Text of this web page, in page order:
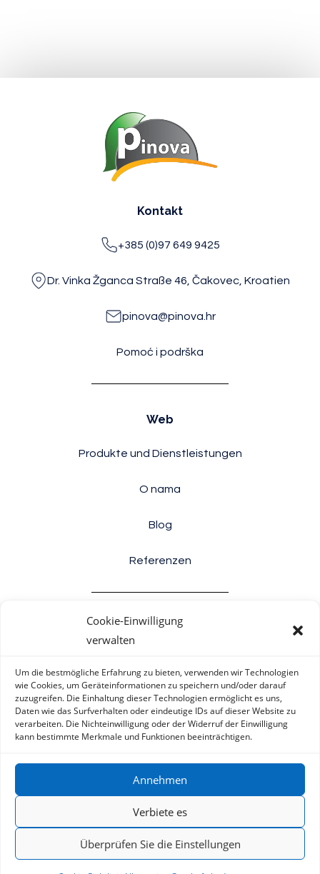
Cookie-Einwilligung
verwalten
Um die bestmögliche Erfahrung zu bieten, verwenden wir Technologien
wie Cookies, um Geräteinformationen zu speichern und/oder darauf
zuzugreifen. Die Einhaltung dieser Technologien ermöglicht es uns,
Daten wie das Surfverhalten oder eindeutige IDs auf dieser Website zu
verarbeiten. Die Nichteinwilligung oder der Widerruf der Einwilligung
kann bestimmte Merkmale und Funktionen beeinträchtigen.
Annehmen
Verbiete es
Überprüfen Sie die Einstellungen
Kontakt
+385 (0)97 649 9425
Dr. Vinka Žganca Straße 46, Čakovec, Kroatien
pinova@pinova.hr
Pomoć i podrška
Web
Produkte und Dienstleistungen
O nama
Blog
Referenzen
Informacije
Cookie-Richtlinie (EU)
Datenschutzrichtlinie
Pinova meteo